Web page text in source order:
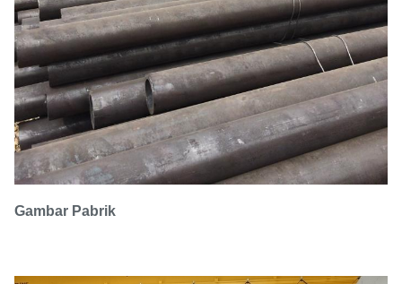
12Cr1MoVG, 10Cr9Mo1VNbN dll)
Gambar Pabrik